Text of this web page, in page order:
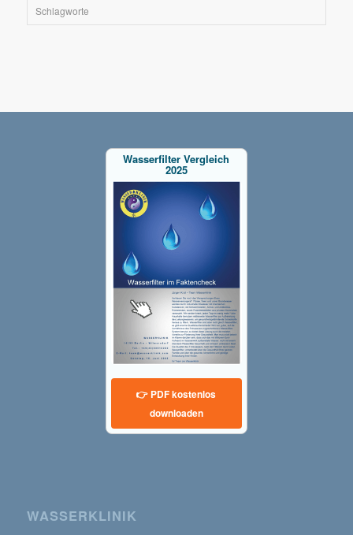
Schlagworte
Wasserfilter Vergleich
2025
👉 PDF kostenlos
downloaden
WASSERKLINIK